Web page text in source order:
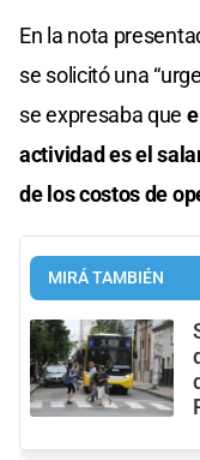
En la nota
se solicitó una
se expresaba que
actividad es el
de los costos de
MIRÁ TAMBIÉN